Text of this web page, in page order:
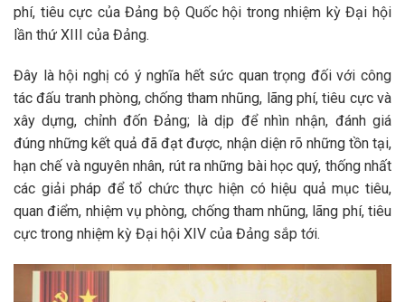
phí, tiêu cực của Đảng bộ Quốc hội trong nhiệm kỳ Đại hội
lần thứ XIII của Đảng.
Đây là hội nghị có ý nghĩa hết sức quan trọng đối với công
tác đấu tranh phòng, chống tham nhũng, lãng phí, tiêu cực và
xây dựng, chỉnh đốn Đảng; là dịp để nhìn nhận, đánh giá
đúng những kết quả đã đạt được, nhận diện rõ những tồn tại,
hạn chế và nguyên nhân, rút ra những bài học quý, thống nhất
các giải pháp để tổ chức thực hiện có hiệu quả mục tiêu,
quan điểm, nhiệm vụ phòng, chống tham nhũng, lãng phí, tiêu
cực trong nhiệm kỳ Đại hội XIV của Đảng sắp tới.